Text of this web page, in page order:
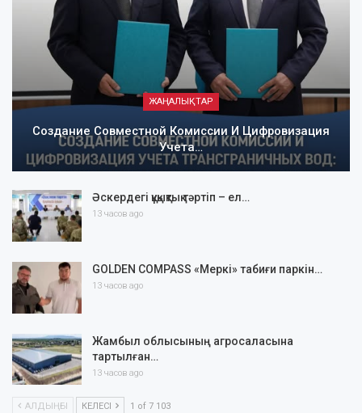
ЖАҢАЛЫҚТАР
Создание Совместной Комиссии И Цифровизация
Учета…
Әскердегі құқықтық тәртіп – ел…
13 часов ago
GOLDEN COMPASS «Меркі» табиғи паркін…
13 часов ago
Жамбыл облысының агросаласына
тартылған…
13 часов ago
АЛДЫҢҒЫ КЕЛЕСІ 1 of 7 103